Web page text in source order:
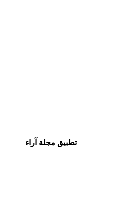
تطبيق مجلة آراء